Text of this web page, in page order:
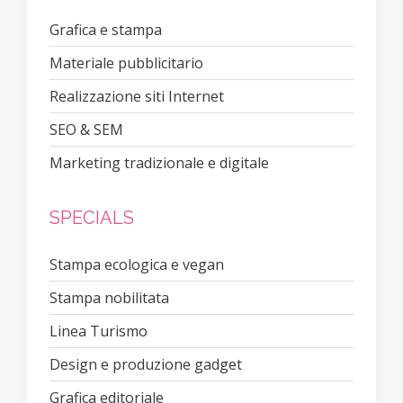
Grafica e stampa
Materiale pubblicitario
Realizzazione siti Internet
SEO & SEM
Marketing tradizionale e digitale
SPECIALS
Stampa ecologica e vegan
Stampa nobilitata
Linea Turismo
Design e produzione gadget
Grafica editoriale